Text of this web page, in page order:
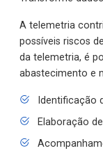
A telemetria
possíveis riscos
da telemetria, é
abastecimento e
Identificação
Elaboração